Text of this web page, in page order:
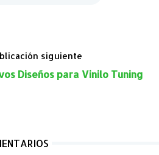
siguiente
Diseños para Vinilo Tuning